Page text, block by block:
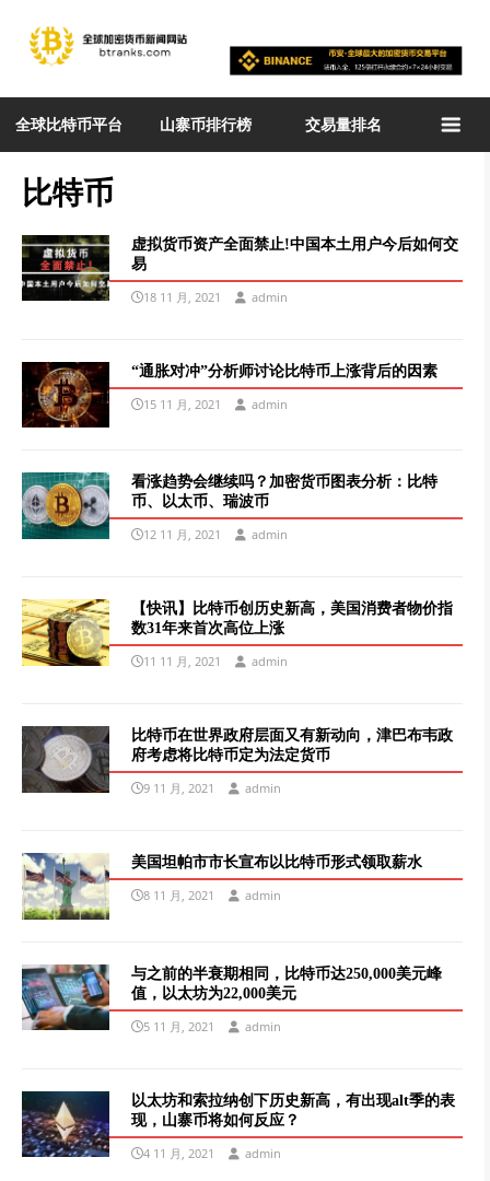
全球比特币平台 山寨币排行榜 交易量排名
比特币
虚拟货币资产全面禁止!中国本土用户今后如何交
易
18 11 月, 2021
admin
“通胀对冲”分析师讨论比特币上涨背后的因素
15 11 月, 2021
admin
看涨趋势会继续吗？加密货币图表分析：比特
币、以太币、瑞波币
12 11 月, 2021
admin
【快讯】比特币创历史新高，美国消费者物价指
数31年来首次高位上涨
11 11 月, 2021
admin
比特币在世界政府层面又有新动向，津巴布韦政
府考虑将比特币定为法定货币
9 11 月, 2021
admin
美国坦帕市市长宣布以比特币形式领取薪水
8 11 月, 2021
admin
与之前的半衰期相同，比特币达250,000美元峰
值，以太坊为22,000美元
5 11 月, 2021
admin
以太坊和索拉纳创下历史新高，有出现alt季的表
现，山寨币将如何反应？
4 11 月, 2021
admin